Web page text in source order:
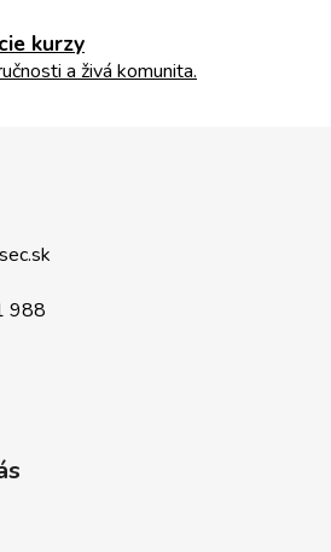
ý
p
kurzy
a živá komunita.
988